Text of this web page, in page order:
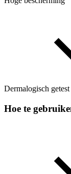
Dermalogisch getest
Hoe te